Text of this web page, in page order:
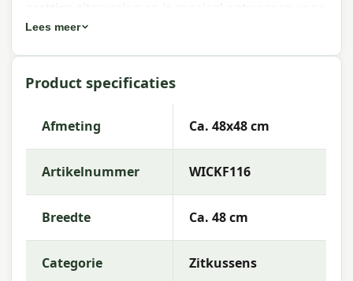
buitengebruik.
Dit zitkussen past perfect op je wicker tuinstoel of
extra comfort. De rib liver kleur laat zich
eenvoudig combineren met andere
tuinaccessoires of kussens uit de Madison-
Eigenschappen Madison wicker
universeel zitkussen Rib liver 48x48
cm
aanbevolen om het kussen bij regen op te bergen
Lees meer
Product specificaties
Afmeting Ca. 48x48 cm
Artikelnummer WICKF116
Breedte Ca. 48 cm
Categorie Zitkussens